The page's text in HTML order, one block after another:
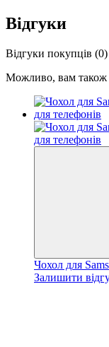
Відгуки
Відгуки покупців (0)
Можливо, вам також
Чохол для
Залишити